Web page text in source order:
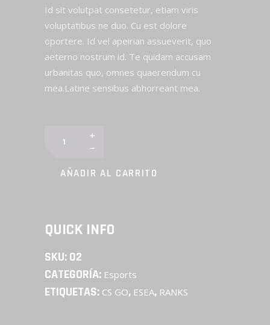
ORIGINAL
ERA:
$199,00.
ACTUAL
ES:
$99,00.
Id sit volutpat consetetur, etiam viris
voluptatibus ne duo. Cu est dolore
oportere. Id vel apeirian assueverit, quo
aeterno nostrum id. Te quidam accusam
urbanitas quo, omnes quaerendum cu
mea.Latine sensibus abhorreant mea.
quantity
AÑADIR AL CARRITO
QUICK INFO
SKU:02
CATEGORÍA: Esports
ETIQUETAS: CS GO, ESEA, RANKS